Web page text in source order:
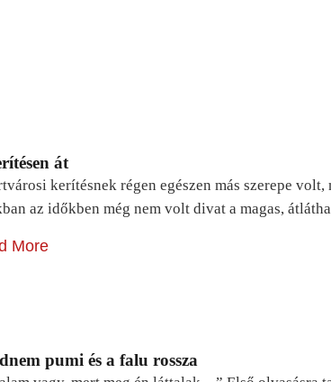
át
kerítésnek régen egészen más szerepe
az időkben még nem volt divat a magas,
More
pumi és a falu rossza